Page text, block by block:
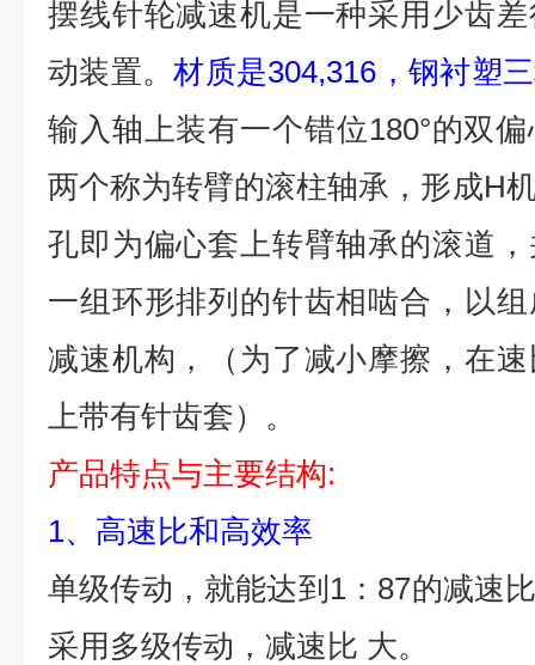
摆线针轮减速机是一种采用少齿
动装置。材质是304,316，钢衬塑
输入轴上装有一个错位180°的双
两个称为转臂的滚柱轴承，形成H
孔即为偏心套上转臂轴承的滚道
一组环形排列的针齿相啮合，以
减速机构，（为了减小摩擦，在
上带有针齿套）。
产品特点与主要结构:
1、高速比和高效率
单级传动，就能达到1：87的减速
采用多级传动，减速比 大。